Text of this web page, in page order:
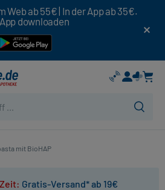
Web ab 55€ | In der App ab 35€.
downloaden
mit BioHAP
Gratis-Versand* ab 19€